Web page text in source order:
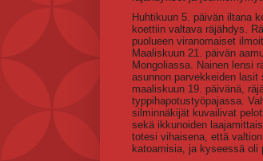
Huhtikuun 5. päivän iltana
koettiin valtava räjähdys.
puolueen viranomaiset
Maaliskuun 21. päivän
Mongoliassa. Nainen lensi
asunnon parvekkeiden
maaliskuun 19. päivänä,
typpihapotustyöpajassa.
silminnäkijät kuvailivat
sekä ikkunoiden
totesi vihaisena, että
katoamisia, ja kyseessä oli